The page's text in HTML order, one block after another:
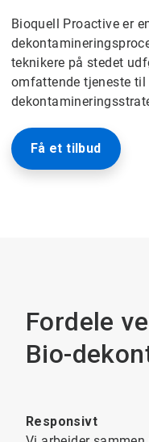
Bioquell Proactive er
teknikere på stedet
omfattende tjeneste
Få et tilbud
Fordele
Bio-
Responsivt